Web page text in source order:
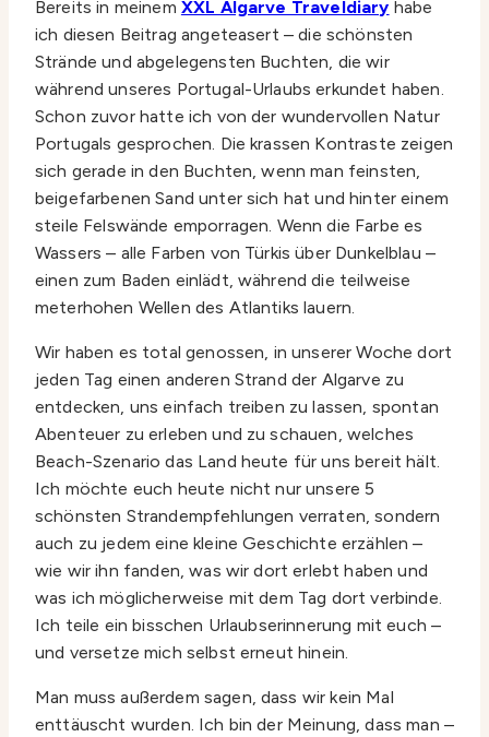
Bereits in meinem XXL Algarve Traveldiary habe
ich diesen Beitrag angeteasert – die schönsten
Strände und abgelegensten Buchten, die wir
während unseres Portugal-Urlaubs erkundet haben.
Schon zuvor hatte ich von der wundervollen Natur
Portugals gesprochen. Die krassen Kontraste zeigen
sich gerade in den Buchten, wenn man feinsten,
beigefarbenen Sand unter sich hat und hinter einem
steile Felswände emporragen. Wenn die Farbe es
Wassers – alle Farben von Türkis über Dunkelblau –
einen zum Baden einlädt, während die teilweise
meterhohen Wellen des Atlantiks lauern.
Wir haben es total genossen, in unserer Woche dort
jeden Tag einen anderen Strand der Algarve zu
entdecken, uns einfach treiben zu lassen, spontan
Abenteuer zu erleben und zu schauen, welches
Beach-Szenario das Land heute für uns bereit hält.
Ich möchte euch heute nicht nur unsere 5
schönsten Strandempfehlungen verraten, sondern
auch zu jedem eine kleine Geschichte erzählen –
wie wir ihn fanden, was wir dort erlebt haben und
was ich möglicherweise mit dem Tag dort verbinde.
Ich teile ein bisschen Urlaubserinnerung mit euch –
und versetze mich selbst erneut hinein.
Man muss außerdem sagen, dass wir kein Mal
enttäuscht wurden. Ich bin der Meinung, dass man –